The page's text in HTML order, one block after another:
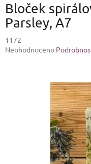
Bloček
Parsley, A7
1172
Průměrné
Neohodnoceno